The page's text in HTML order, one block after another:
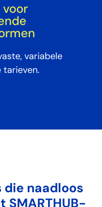
variabele
tarieven.
naadloos
SMARTHUB-